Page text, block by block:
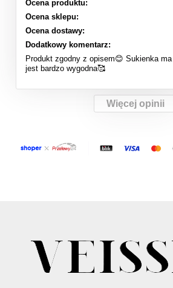
Ocena produktu:
Ocena sklepu:
Ocena dostawy:
Dodatkowy komentarz:
Produkt zgodny z opisem😊 Sukienka ma
jest bardzo wygodna🥰
Więcej opinii